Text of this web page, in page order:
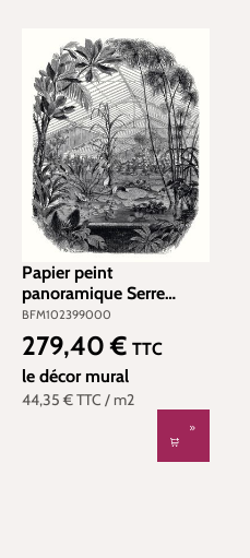
Papier peint
panoramique Serre
Jardin d'Hiver Noir et
Blanc - Beauty Full
Image 2 de Casadéco |
Réf. BFM102399000
BFM102399000
44,35 €TTC / m2
Prix régulier :
279,40 € TTC
le décor mural